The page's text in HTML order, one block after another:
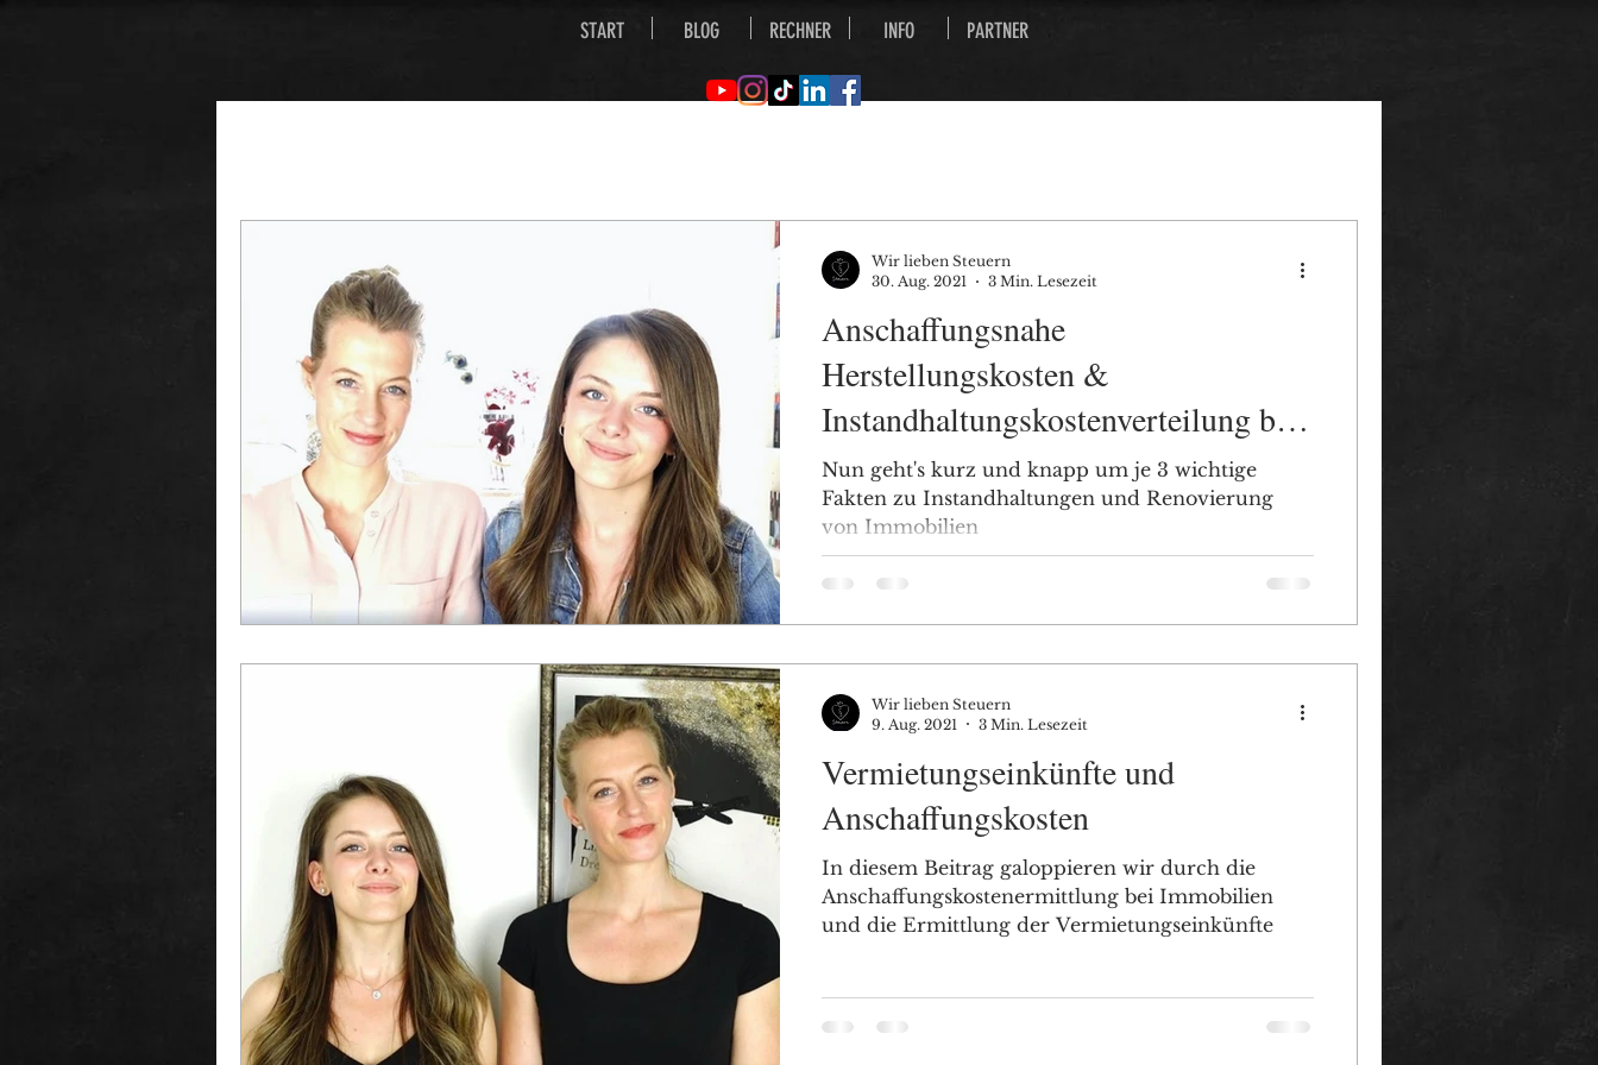
Anschaffungsnahe
Herstellungskosten &
Instandhaltungskostenverteilung bei
Vermietungseinkünften
Nun geht's kurz und knapp um je 3 wichtige
Fakten zu Instandhaltungen und Renovierung
von Immobilien
Wir lieben Steuern
30. Aug. 2021
3 Min. Lesezeit
Vermietungseinkünfte und
Anschaffungskosten
In diesem Beitrag galoppieren wir durch die
Anschaffungskostenermittlung bei Immobilien
und die Ermittlung der Vermietungseinkünfte
Wir lieben Steuern
9. Aug. 2021
3 Min. Lesezeit
START BLOG RECHNER INFO PARTNER